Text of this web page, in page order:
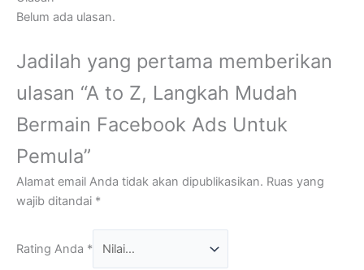
Belum ada ulasan.
Jadilah yang pertama memberikan
ulasan “A to Z, Langkah Mudah
Bermain Facebook Ads Untuk
Pemula”
Alamat email Anda tidak akan dipublikasikan. Ruas yang
wajib ditandai *
Rating Anda *